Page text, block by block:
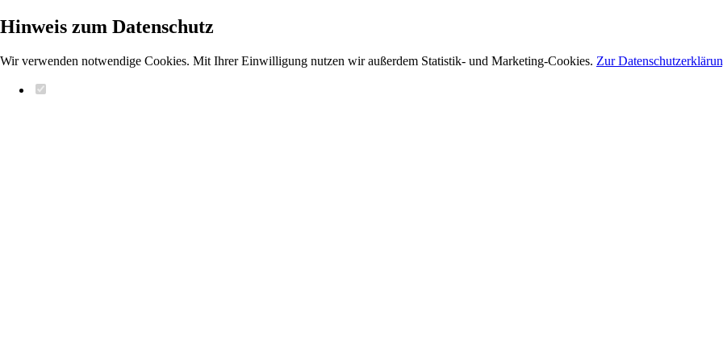
Hinweis zum Datenschutz
Wir verwenden notwendige Cookies. Mit Ihrer Einwilligung nutzen wir außerdem Statistik- und Marketing-Cookies. Zur